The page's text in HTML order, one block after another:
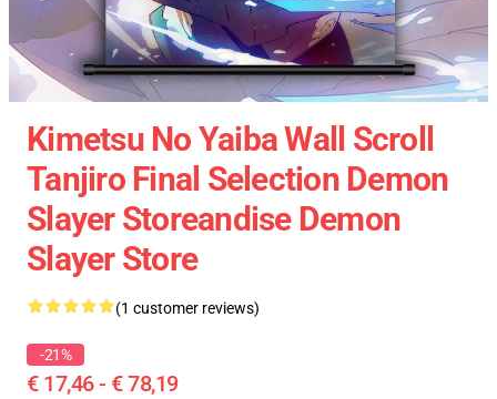
Kimetsu No Yaiba Wall Scroll
Tanjiro Final Selection Demon
Slayer Storeandise Demon
Slayer Store
(1 customer reviews)
-21%
€ 17,46 - € 78,19